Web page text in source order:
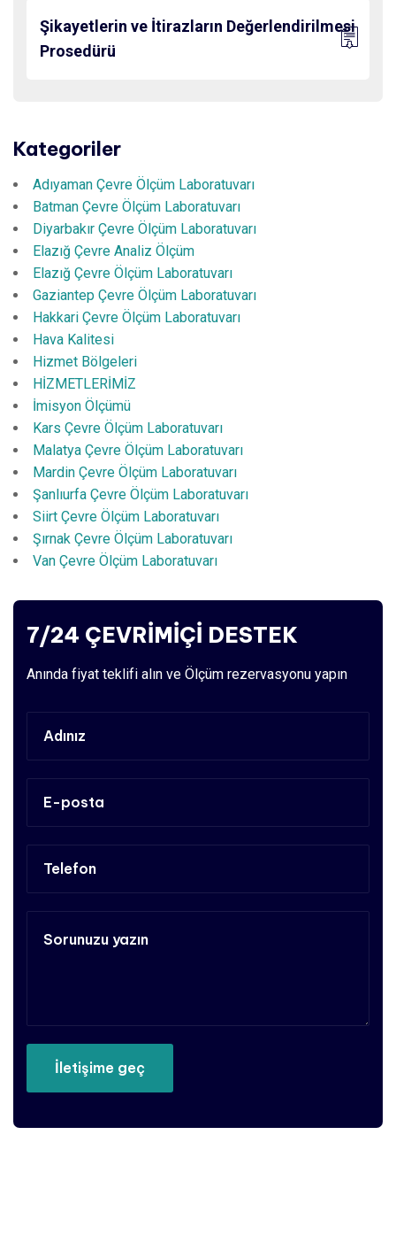
Şikayetlerin ve İtirazların Değerlendirilmesi
Prosedürü
Kategoriler
Adıyaman Çevre Ölçüm Laboratuvarı
Batman Çevre Ölçüm Laboratuvarı
Diyarbakır Çevre Ölçüm Laboratuvarı
Elazığ Çevre Analiz Ölçüm
Elazığ Çevre Ölçüm Laboratuvarı
Gaziantep Çevre Ölçüm Laboratuvarı
Hakkari Çevre Ölçüm Laboratuvarı
Hava Kalitesi
Hizmet Bölgeleri
HİZMETLERİMİZ
İmisyon Ölçümü
Kars Çevre Ölçüm Laboratuvarı
Malatya Çevre Ölçüm Laboratuvarı
Mardin Çevre Ölçüm Laboratuvarı
Şanlıurfa Çevre Ölçüm Laboratuvarı
Siirt Çevre Ölçüm Laboratuvarı
Şırnak Çevre Ölçüm Laboratuvarı
Van Çevre Ölçüm Laboratuvarı
7/24 ÇEVRİMİÇİ DESTEK
Anında fiyat teklifi alın ve Ölçüm rezervasyonu yapın